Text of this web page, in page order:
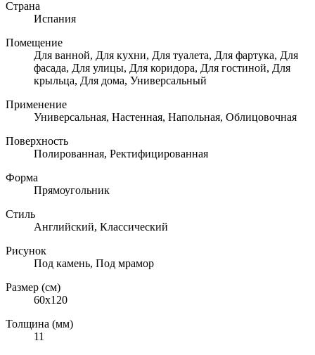
Страна
Испания
Помещение
Для ванной, Для кухни, Для туалета, Для фартука, Для
фасада, Для улицы, Для коридора, Для гостиной, Для
крыльца, Для дома, Универсальный
Применение
Универсальная, Настенная, Напольная, Облицовочная
Поверхность
Полированная, Ректифицированная
Форма
Прямоугольник
Стиль
Английский, Классический
Рисунок
Под камень, Под мрамор
Размер (см)
60x120
Толщина (мм)
11